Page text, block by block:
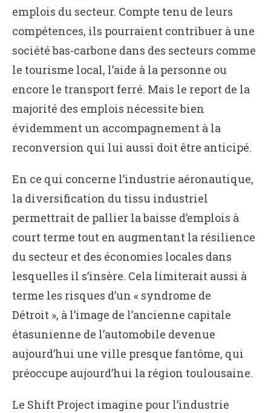
emplois du secteur. Compte tenu de leurs
compétences, ils pourraient contribuer à une
société bas-carbone dans des secteurs comme
le tourisme local, l’aide à la personne ou
encore le transport ferré. Mais le report de la
majorité des emplois nécessite bien
évidemment un accompagnement à la
reconversion qui lui aussi doit être anticipé.
En ce qui concerne l’industrie aéronautique,
la diversification du tissu industriel
permettrait de pallier la baisse d’emplois à
court terme tout en augmentant la résilience
du secteur et des économies locales dans
lesquelles il s’insère. Cela limiterait aussi à
terme les risques d’un « syndrome de
Détroit », à l’image de l’ancienne capitale
étasunienne de l’automobile devenue
aujourd’hui une ville presque fantôme, qui
préoccupe aujourd’hui la région toulousaine.
Le Shift Project imagine pour l’industrie